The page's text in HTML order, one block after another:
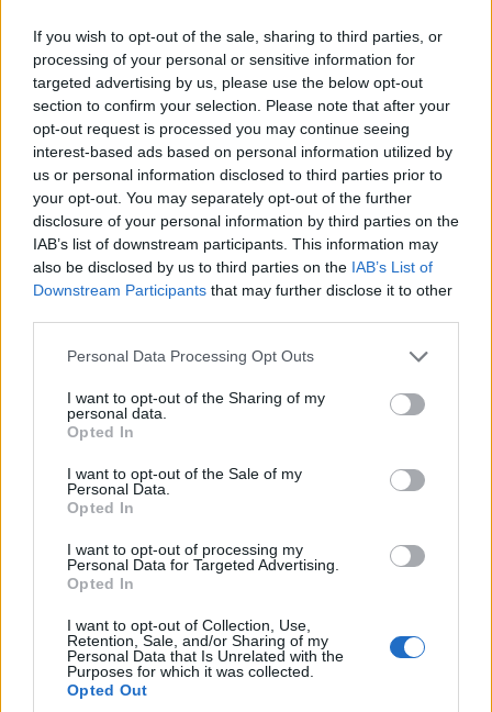
If you wish to opt-out of the sale, sharing to third parties, or
processing of your personal or sensitive information for
targeted advertising by us, please use the below opt-out
section to confirm your selection. Please note that after your
opt-out request is processed you may continue seeing
interest-based ads based on personal information utilized by
us or personal information disclosed to third parties prior to
your opt-out. You may separately opt-out of the further
disclosure of your personal information by third parties on the
IAB’s list of downstream participants. This information may
also be disclosed by us to third parties on the IAB’s List of
Downstream Participants that may further disclose it to other
Please note that this website/app uses one or more Google
not limited to your visit or usage behaviour. You may click to
grant or deny consent to Google and its third-party tags to
use your data for below specified purposes in below Google
consent section.
Personal Data Processing Opt Outs
I want to opt-out of the Sharing of my
personal data.
Opted In
I want to opt-out of the Sale of my
Personal Data.
Opted In
I want to opt-out of processing my
Personal Data for Targeted Advertising.
Opted In
I want to opt-out of Collection, Use,
Retention, Sale, and/or Sharing of my
Personal Data that Is Unrelated with the
Purposes for which it was collected.
Opted Out
Το Εθνικό Μνημείο της Κάσμπα, εμβληματικό ορόσημο της Τυνησίας με
τυνησιακές σημαίες, βρίσκεται στην πλατεία Κάσμπα στο κέντρο της Τύνιδας,
δίπλα στο Δημαρχείο
Η Λεωφόροςhabib bourguibaείναι ο πιο
κεντρικός και εμβληματικός δρόμος της Τύνιδας
που συχνά παρομοιάζεται με τα Ηλύσια Πεδία στο
Παρίσι! Ενώνει το λιμάνι με την παλιά Πόλη της
πρωτεύουσας. Έχει έναν πολύ όμορφο πεζόδρομο
ευρωπαϊκής αρχιτεκτονικής, όπως το Θέατρο, την
Γαλλική Πρεσβεία και τον Καθεδρικό Ναό του Aγίου
Βινσεντίου του Παύλου. Στη μέση της λεωφόρου
δεσπόζει ακόμη ένα ορόσημο της πόλης, oΠύργος
του Ρολογιού. Έχει ύψος 40 μέτρων και χαρίζει